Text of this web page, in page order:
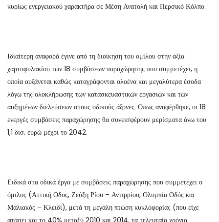
κυρίως ενεργειακού χαρακτήρα σε Μέση Ανατολή και Περσικό Κόλπο.
Ιδιαίτερη αναφορά έγινε από τη διοίκηση του ομίλου στην αξία
χαρτοφυλακίου των 18 συμβάσεων παραχώρησης που συμμετέχει, η
οποία αυξάνεται καθώς καταγράφονται ολοένα και μεγαλύτερα έσοδα
λόγω της ολοκλήρωσης των κατασκευαστικών εργασιών και των
αυξημένων διελεύσεων στους οδικούς άξονες. Οπως αναφέρθηκε, οι 18
ενεργές συμβάσεις παραχώρησης θα συνεισφέρουν μερίσματα άνω του
1,1 δισ. ευρώ μέχρι το 2042.
Ειδικά στα οδικά έργα με συμβάσεις παραχώρησης που συμμετέχει ο
όμιλος (Αττική Οδος, Ζεύξη Ρίου – Αντιρρίου, Ολυμπία Οδός και
Μαλιακός – Κλειδί), μετά τη μεγάλη πτώση κυκλοφορίας (που είχε